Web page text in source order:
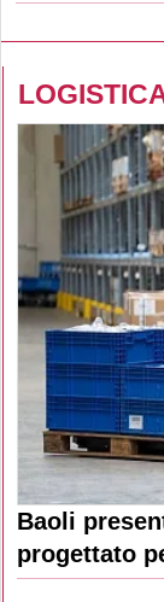
Baoli
progettato